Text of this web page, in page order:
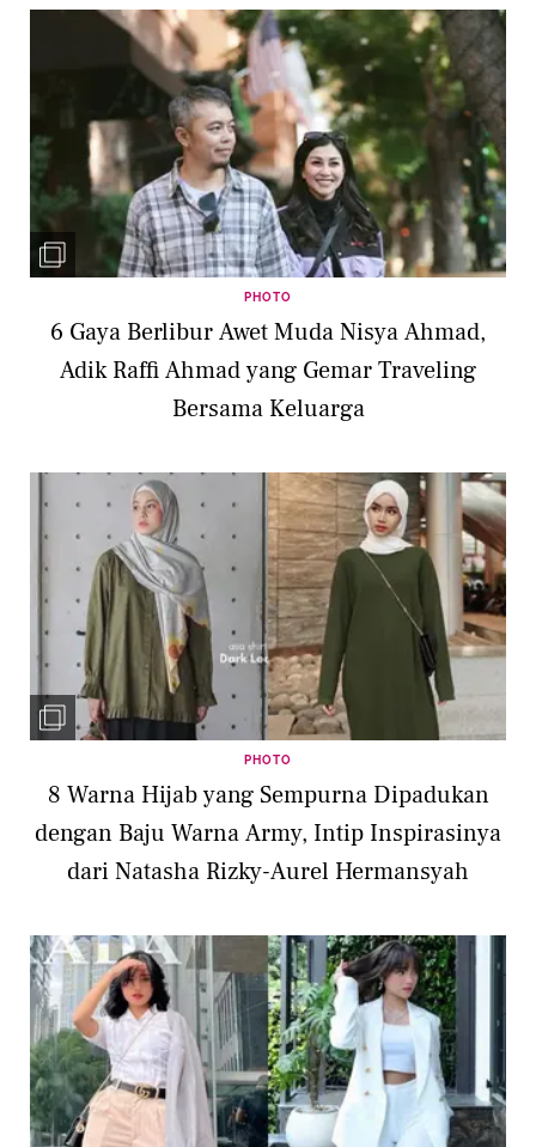
PHOTO
6 Gaya Berlibur Awet Muda Nisya Ahmad,
Adik Raffi Ahmad yang Gemar Traveling
Bersama Keluarga
PHOTO
8 Warna Hijab yang Sempurna Dipadukan
dengan Baju Warna Army, Intip Inspirasinya
dari Natasha Rizky-Aurel Hermansyah